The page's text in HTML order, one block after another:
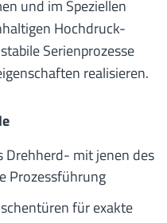
und im Speziellen
Hochdruck-
Serienprozesse
realisieren.
Drehherd- mit jenen des
Prozessführung
für exakte